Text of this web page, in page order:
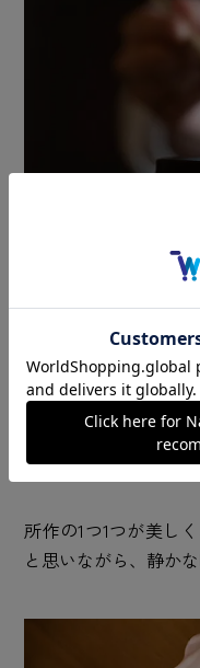
所作の1つ1つが美し
と思いながら、静か